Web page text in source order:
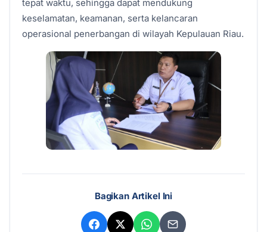
tepat waktu, sehingga dapat mendukung
keselamatan, keamanan, serta kelancaran
operasional penerbangan di wilayah Kepulauan Riau.
Bagikan Artikel Ini